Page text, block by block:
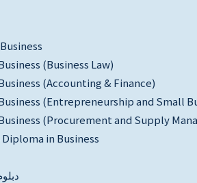
(Business Law)
(Accounting & Finance)
(Entrepreneurship and Small
(Procurement and Supply
in Business